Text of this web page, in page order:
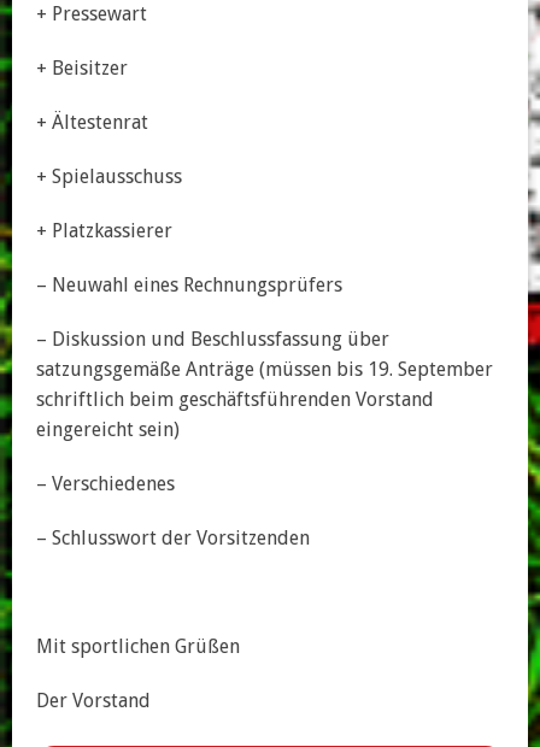
+ Pressewart
+ Beisitzer
+ Ältestenrat
+ Spielausschuss
+ Platzkassierer
– Neuwahl eines Rechnungsprüfers
– Diskussion und Beschlussfassung über
satzungsgemäße Anträge (müssen bis 19. September
schriftlich beim geschäftsführenden Vorstand
eingereicht sein)
– Verschiedenes
– Schlusswort der Vorsitzenden
Mit sportlichen Grüßen
Der Vorstand